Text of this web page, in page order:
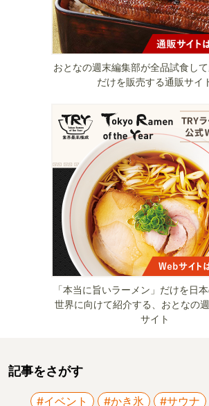
おとなの週末編集部が全品試食し
だけを販売する通販サイ
「本当に旨いラーメン」だけを日
世界に向けて紹介する、おとなの
サイト
記事をさがす
#イベント #かき氷 #サウナ